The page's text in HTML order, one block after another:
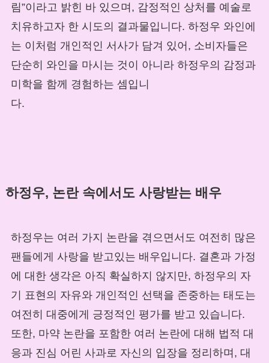
림”이라고 밝힌 바 있으며, 감정적인 상처를 예술로
치유하고자 한 시도의 결과물입니다. 하정우 와인에
는 이처럼 개인적인 서사가 담겨 있어, 소비자들은
단순히 와인을 마시는 것이 아니라 하정우의 감정과
미학을 함께 경험하는 셈입니
다.
하정우, 논란 속에서도 사랑받는 배우
하정우는 여러 가지 논란을 겪으면서도 여전히 많은
팬들에게 사랑을 받고있는 배우입니다. 결혼과 가정
에 대한 생각은 아직 확실하지 않지만, 하정우의 자
기 표현의 자유와 개인적인 선택을 존중하는 태도는
여전히 대중에게 긍정적인 평가를 받고 있습니다.
또한, 마약 논란을 포함한 여러 논란에 대해 법적 대
응과 진심 어린 사과로 자신의 입장을 정리하며, 대